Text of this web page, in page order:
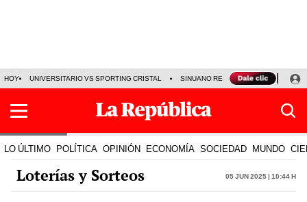
HOY UNIVERSITARIO VS SPORTING CRISTAL SINUANO RESULTADOS HOY
LO ÚLTIMO POLÍTICA OPINIÓN ECONOMÍA SOCIEDAD MUNDO
Loterías y Sorteos 05 Jun 2025 | 10:44 h